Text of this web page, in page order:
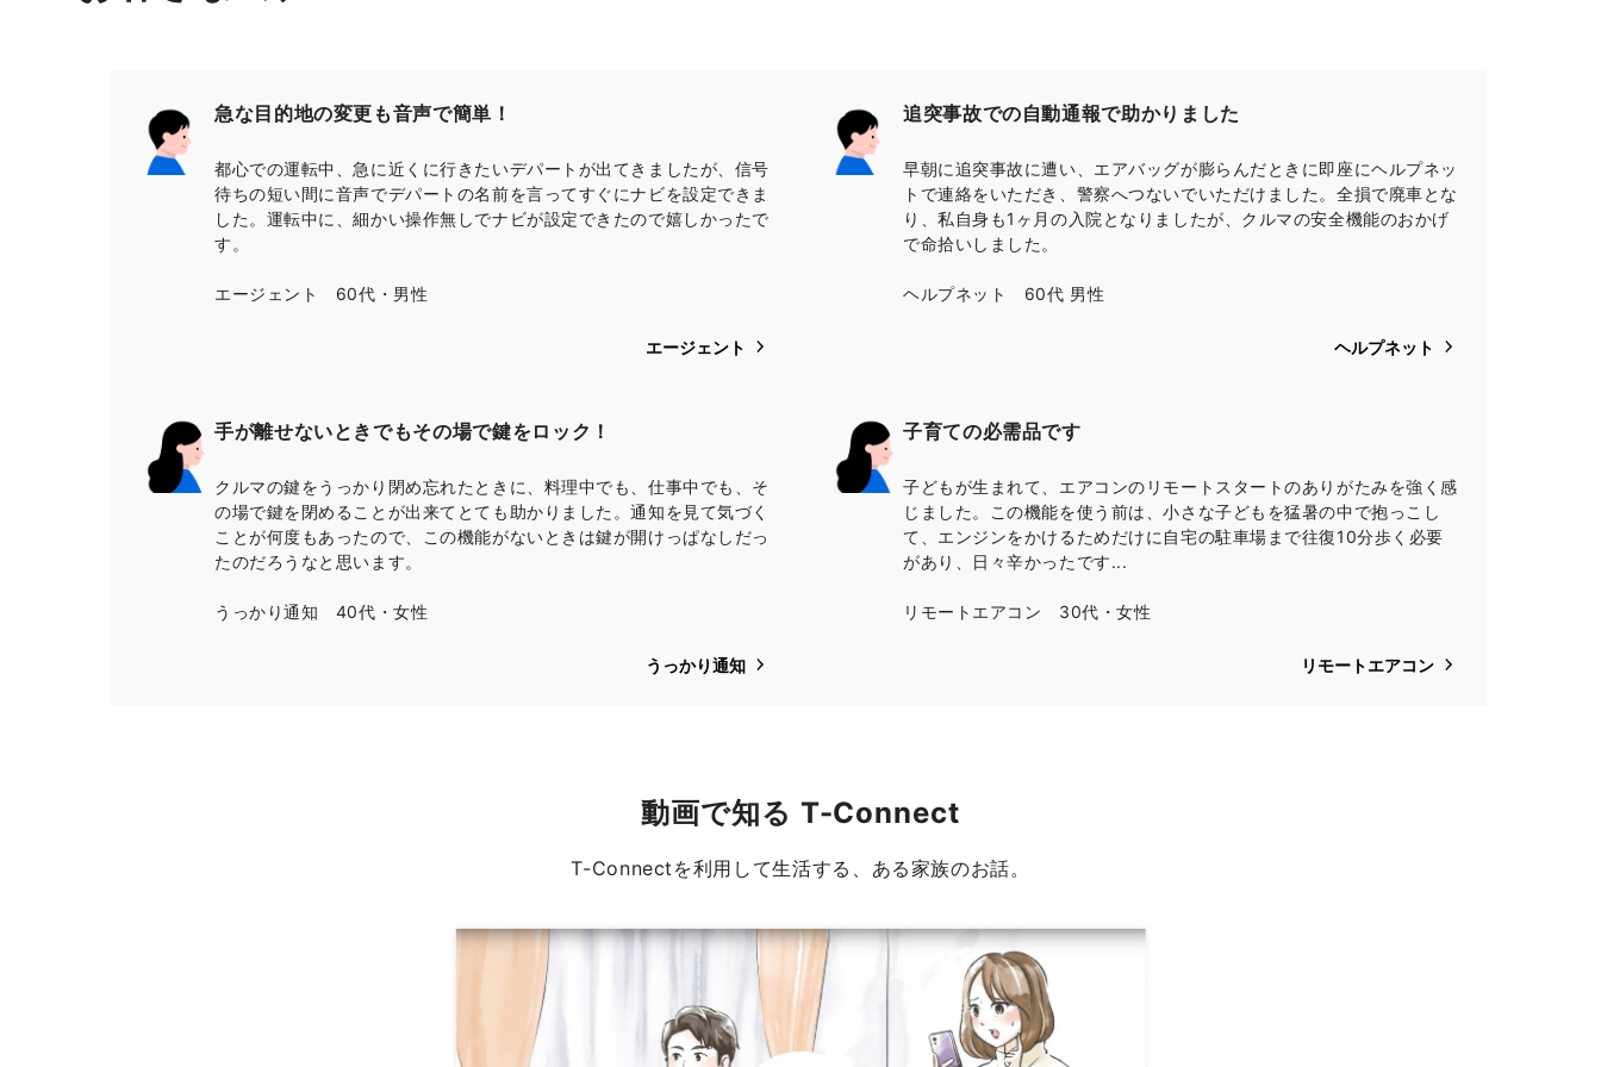
急な目的地の変更も音声で簡単！
都心での運転中、急に近くに行きたいデパートが出てきましたが、信号
待ちの短い間に音声でデパートの名前を言ってすぐにナビを設定できま
した。運転中に、細かい操作無しでナビが設定できたので嬉しかったで
す。
エージェント 60代・男性
エージェント
追突事故での自動通報で助かりました
早朝に追突事故に遭い、エアバッグが膨らんだときに即座にヘルプネッ
トで連絡をいただき、警察へつないでいただけました。全損で廃車とな
り、私自身も1ヶ月の入院となりましたが、クルマの安全機能のおかげ
で命拾いしました。
ヘルプネット 60代 男性
ヘルプネット
手が離せないときでもその場で鍵をロック！
クルマの鍵をうっかり閉め忘れたときに、料理中でも、仕事中でも、そ
の場で鍵を閉めることが出来てとても助かりました。通知を見て気づく
ことが何度もあったので、この機能がないときは鍵が開けっぱなしだっ
たのだろうなと思います。
うっかり通知 40代・女性
うっかり通知
子育ての必需品です
子どもが生まれて、エアコンのリモートスタートのありがたみを強く感
じました。この機能を使う前は、小さな子どもを猛暑の中で抱っこし
て、エンジンをかけるためだけに自宅の駐車場まで往復10分歩く必要
があり、日々辛かったです...
リモートエアコン 30代・女性
リモートエアコン
動画で知る T-Connect
T-Connectを利用して生活する、ある家族のお話。